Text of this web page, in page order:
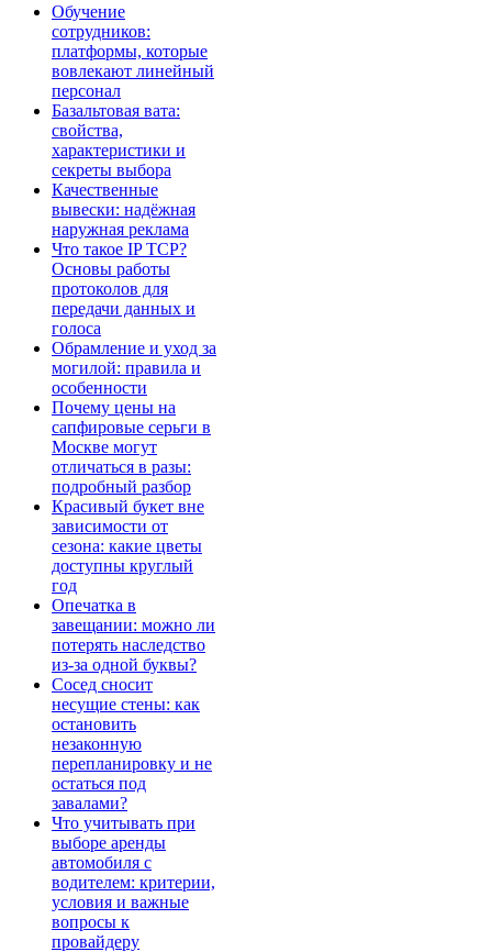
Обучение
сотрудников:
платформы, которые
вовлекают линейный
персонал
Базальтовая вата:
свойства,
характеристики и
секреты выбора
Качественные
вывески: надёжная
наружная реклама
Что такое IP TCP?
Основы работы
протоколов для
передачи данных и
голоса
Обрамление и уход за
могилой: правила и
особенности
Почему цены на
сапфировые серьги в
Москве могут
отличаться в разы:
подробный разбор
Красивый букет вне
зависимости от
сезона: какие цветы
доступны круглый
год
Опечатка в
завещании: можно ли
потерять наследство
из-за одной буквы?
Сосед сносит
несущие стены: как
остановить
незаконную
перепланировку и не
остаться под
завалами?
Что учитывать при
выборе аренды
автомобиля с
водителем: критерии,
условия и важные
вопросы к
провайдеру